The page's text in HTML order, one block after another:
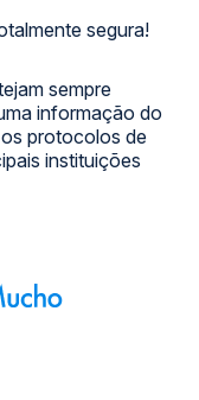
segura!
sempre
informação do
protocolos de
instituições